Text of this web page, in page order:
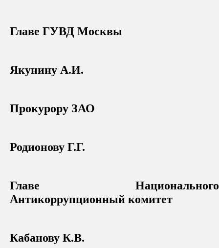
Главе ГУВД Москвы
Якунину А.И.
Прокурору ЗАО
Родионову Г.Г.
Главе Национального
Антикоррупционный комитет
Кабанову К.В.